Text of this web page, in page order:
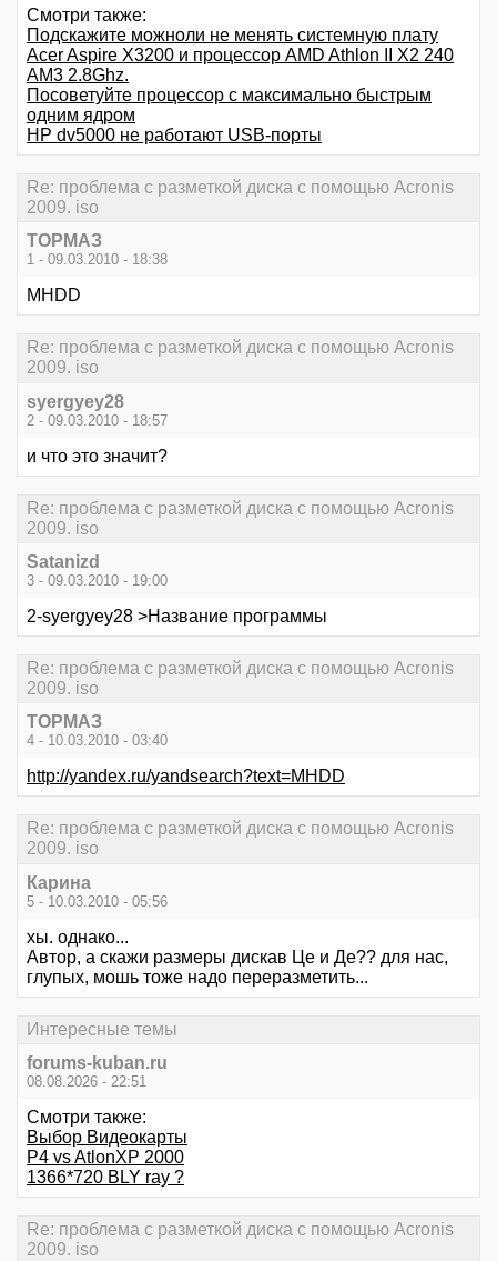
Смотри также:
Подскажите можноли не менять системную плату
Acer Aspire X3200 и процессор AMD Athlon II X2 240
AM3 2.8Ghz.
Посоветуйте процессор с максимально быстрым
одним ядром
HP dv5000 не работают USB-порты
Re: проблема с разметкой диска с помощью Acronis
2009. iso
ТОРМАЗ
1 - 09.03.2010 - 18:38
MHDD
Re: проблема с разметкой диска с помощью Acronis
2009. iso
syergyey28
2 - 09.03.2010 - 18:57
и что это значит?
Re: проблема с разметкой диска с помощью Acronis
2009. iso
Satanizd
3 - 09.03.2010 - 19:00
2-syergyey28 >Название программы
Re: проблема с разметкой диска с помощью Acronis
2009. iso
ТОРМАЗ
4 - 10.03.2010 - 03:40
http://yandex.ru/yandsearch?text=MHDD
Re: проблема с разметкой диска с помощью Acronis
2009. iso
Карина
5 - 10.03.2010 - 05:56
хы. однако...
Автор, а скажи размеры дискав Це и Де?? для нас,
глупых, мошь тоже надо переразметить...
Интересные темы
forums-kuban.ru
08.08.2026 - 22:51
Смотри также:
Выбор Видеокарты
P4 vs AtlonXP 2000
1366*720 BLY ray ?
Re: проблема с разметкой диска с помощью Acronis
2009. iso